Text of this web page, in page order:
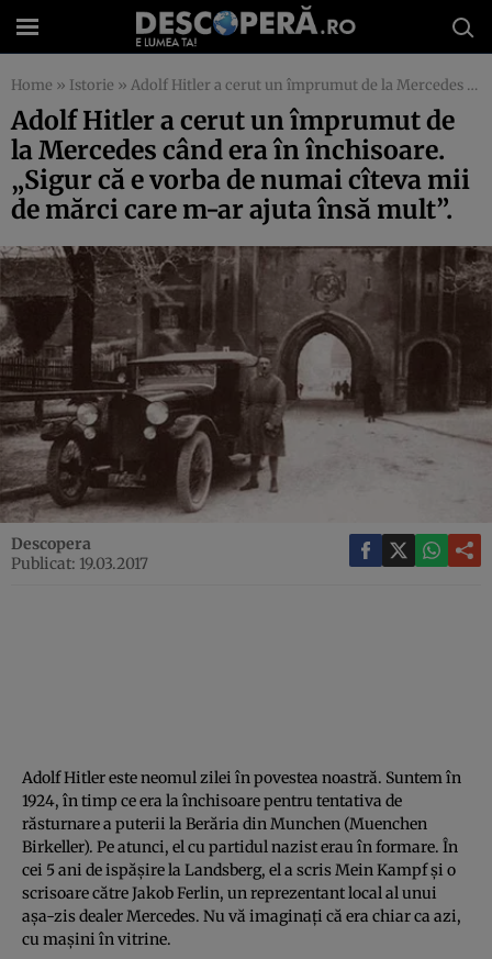
Home » Istorie » Adolf Hitler a cerut un împrumut de la Mercedes când era în închisoare. „Sigur că e vorba de numai cîteva mii de mărci care m-ar ajuta însă mult”.
Adolf Hitler a cerut un împrumut de
la Mercedes când era în închisoare.
„Sigur că e vorba de numai cîteva mii
de mărci care m-ar ajuta însă mult”.
Descopera
Publicat: 19.03.2017
Adolf Hitler este neomul zilei în povestea noastră. Suntem în
1924, în timp ce era la închisoare pentru tentativa de
răsturnare a puterii la Berăria din Munchen (Muenchen
Birkeller). Pe atunci, el cu partidul nazist erau în formare. În
cei 5 ani de ispăşire la Landsberg, el a scris Mein Kampf şi o
scrisoare către Jakob Ferlin, un reprezentant local al unui
aşa-zis dealer Mercedes. Nu vă imaginaţi că era chiar ca azi,
cu maşini în vitrine.